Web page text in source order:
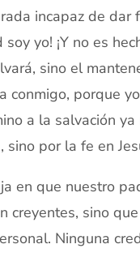
incapaz de dar
yo! ¡Y no es
sino el
conmigo, porque
a la salvación
sino por la fe en
en que nuestro
creyentes, sino
Ninguna